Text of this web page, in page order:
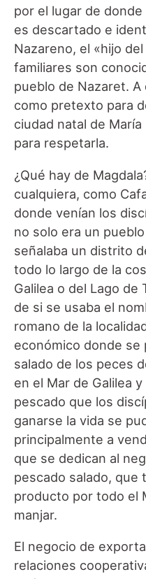
por el lugar de
es descartado e
Nazareno, el «hijo
familiares son
pueblo de Nazaret.
como pretexto para
ciudad natal de
para respetarla.
¿Qué hay de
cualquiera, como
donde venían los
no solo era un
señalaba un distrito
todo lo largo de la
Galilea o del Lago
de si se usaba el
romano de la
económico donde se
salado de los peces
en el Mar de Galilea
pescado que los
ganarse la vida se
principalmente a
que se dedican al
pescado salado, que
producto por todo el
manjar.
El negocio de
relaciones